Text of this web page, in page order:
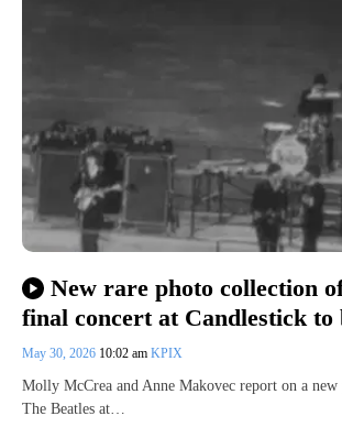
New rare photo collection of
final concert at Candlestick to
May 30, 2026 10:02 am KPIX
Molly McCrea and Anne Makovec report on a
The Beatles at…